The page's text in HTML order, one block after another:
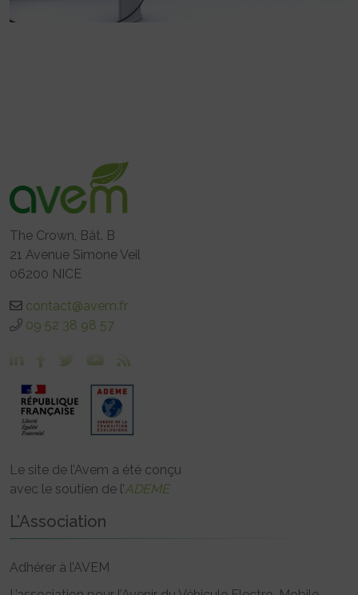
The Crown, Bât. B
21 Avenue Simone Veil
06200 NICE
contact@avem.fr
09 52 38 98 57
Le site de l’Avem a été conçu
avec le soutien de l’ADEME
L’Association
Adhérer à l’AVEM